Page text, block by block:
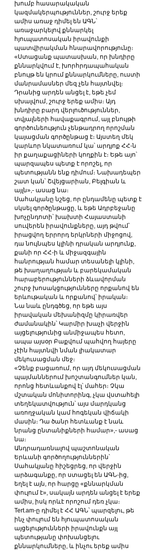
խումբ հասարակական
կազմակերպություններ, շուրջ երեք
ամիս առաջ դիմել են ԱԳՆ՝
առաջարկելով քննարկել
հյուպատոսական իրավունքի
պատվիրակման հնարավորությունը։
«Ստացանք պատասխան, որ խնդիրը
քննարկվում է, խորհրդապահական
բնույթ են կրում քննարկումները, ուստի
մանրամասներ մեզ չեն հայտնվել։
Դրանից արդեն անցել է, եթե չեմ
սխալվում, շուրջ երեք ամիս։ Այդ
խնդիրը բարդ վերլուծություններ,
տվյալների հավաքագրում, այլ բնույթի
գործունեություն չենթադրող որոշման
կայացման գործընթաց է։ Այստեղ մեկ
կարևոր նկատառում կա՝ արդյոք ՀՀ-ն
իր քաղաքացիների կողքին է։ Եթե այո՝
պարզապես պետք է որոշել, որ
պետությանն ենք դիմում։ Նախադեպեր
շատ կան՝ Շվեյցարիան, Բելգիան և
այլն»,- ասաց նա։
Սահակյանը նշեց, որ ընդամենը պետք է
սկսել գործընթացը, և եթե Ադրբեջանը
խոչընդոտի՝ խախտի Հայաստանի
սուվերեն իրավունքները, այդ թվում՝
իրացվող երրորդ երկրների միջոցով,
դա նույնպես կլինի դրական արդյունք,
քանի որ ՀՀ-ի և միջազգային
հանրության համար տեսանելի կլինի,
թե խաղաղության և բարեկամական
հարաբերությունների ձևավորման
շուրջ խոսակցությունները որքանով են
երևութական և որքանով՝ իրական։
Նա նաև ընդգծեց, որ եթե այս
իրավական մեխանիզմը կիրառվեր
ժամանակին՝ Կարմիր խաչի վերջին
այցելությունից անմիջապես հետո,
ապա այսօր Բաքվում պահվող հայերը
չէին հայտնվի նման լիակատար
մեկուսացման մեջ։
«Չենք բացառում, որ այդ մեկուսացման
պայմաններում խոշտանգումներ կան,
որոնց հետևանքով էլ՝ մահեր։ Չկա
մշտական մոնիտորինգ, չկա վստահելի
տեղեկատվություն՝ այս մարդկանց
առողջական կամ հոգեկան վիճակի
մասին։ Դա ծանր հետևանք է նաև
նրանց ընտանիքների համար»,- ասաց
նա։
Անդրադառնալով պաշտոնական
Երևանի գործողություններին՝
Սահակյանը հիշեցրեց, որ վերջին
արձագանքը, որ ստացել են ԱԳՆ-ից,
եղել է այն, որ հարցը «քննարկման
փուլում է», սակայն արդեն անցել է երեք
ամիս, իսկ որևէ որոշում դեռ չկա։
Tert.am-ը դիմել է ՀՀ ԱԳՆ՝ պարզելու, թե
ինչ փուլում են հյուպատոսական
այցելությունների իրավունքն այլ
պետությանը փոխանցելու
քննարկումները, և ինչու երեք ամիս